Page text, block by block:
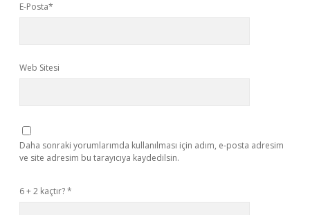
E-Posta*
Web Sitesi
Daha sonraki yorumlarımda kullanılması için adım, e-posta adresim
ve site adresim bu tarayıcıya kaydedilsin.
6 + 2 kaçtır?*